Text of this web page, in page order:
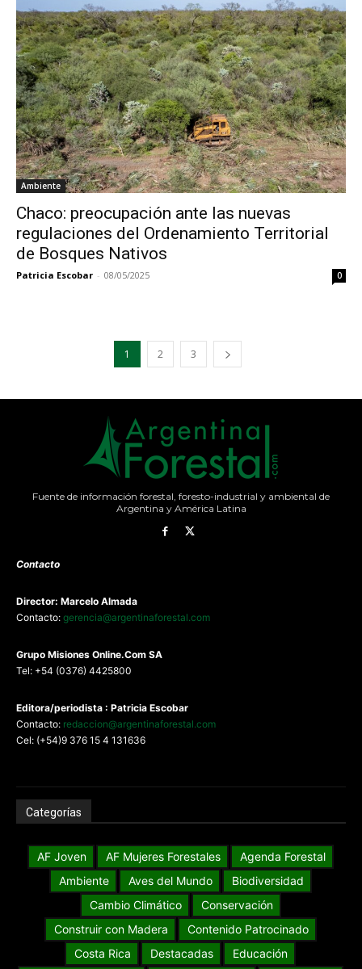
Ambiente
Chaco: preocupación ante las nuevas
regulaciones del Ordenamiento Territorial
de Bosques Nativos
Patricia Escobar - 08/05/2025 0
1 2 3
Fuente de información forestal, foresto-industrial y ambiental de
Argentina y América Latina
Contacto
Director: Marcelo Almada
Contacto: gerencia@argentinaforestal.com
Grupo Misiones Online.Com SA
Tel: +54 (0376) 4425800
Editora/periodista : Patricia Escobar
Contacto: redaccion@argentinaforestal.com
Cel: (+54)9 376 15 4 131636
Categorías
AF Joven AF Mujeres Forestales
Agenda Forestal
Ambiente
Aves del Mundo
Biodiversidad
Cambio Climático
Conservación
Construir con Madera
Contenido Patrocinado
Costa Rica
Destacadas
Educación